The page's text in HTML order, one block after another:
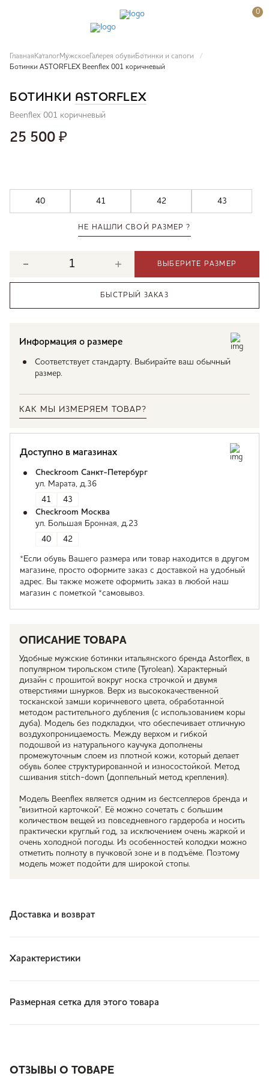
0
Главная КаталогМужское Галерея обуви Ботинки и сапоги
Ботинки ASTORFLEX Beenflex 001 коричневый
БОТИНКИ ASTORFLEX
Beenflex 001 коричневый
25 500 ₽
НЕ НАШЛИ СВОЙ РАЗМЕР ?
40 41 42 43
ВЫБЕРИТЕ РАЗМЕР
БЫСТРЫЙ ЗАКАЗ
Информация о размере
Соответствует стандарту. Выбирайте ваш обычный
размер.
КАК МЫ ИЗМЕРЯЕМ ТОВАР?
Доступно в магазинах
Checkroom Санкт-Петербург
ул. Марата, д.36
41
43
Checkroom Москва
ул. Большая Бронная, д.23
40
42
*Если обувь Вашего размера или товар находится в другом
магазине, просто оформите заказ с доставкой на удобный
адрес. Вы также можете оформить заказ в любой наш
магазин с пометкой *самовывоз.
ОПИСАНИЕ ТОВАРА
Удобные мужские ботинки итальянского бренда Astorflex, в
популярном тирольском стиле (Tyrolean). Характерный
дизайн с прошитой вокруг носка строчкой и двумя
отверстиями шнурков. Верх из высококачественной
тосканской замши коричневого цвета, обработанной
методом растительного дубления (с использованием коры
дуба). Модель без подкладки, что обеспечивает отличную
воздухопроницаемость. Между верхом и гибкой
подошвой из натурального каучука дополнены
промежуточным слоем из плотной кожи, который делает
обувь более структурированной и износостойкой. Метод
сшивания stitch-down (доппельный метод крепления).
Модель Beenflex является одним из бестселлеров бренда и
"визитной карточкой". Её можно сочетать с большим
количеством вещей из повседневного гардероба и носить
практически круглый год, за исключением очень жаркой и
очень холодной погоды. Из особенностей колодки можно
отметить полноту в пучковой зоне и в подъёме. Поэтому
модель может подойти для широкой стопы.
Доставка и возврат
Характеристики
Размерная сетка для этого товара
ОТЗЫВЫ О ТОВАРЕ